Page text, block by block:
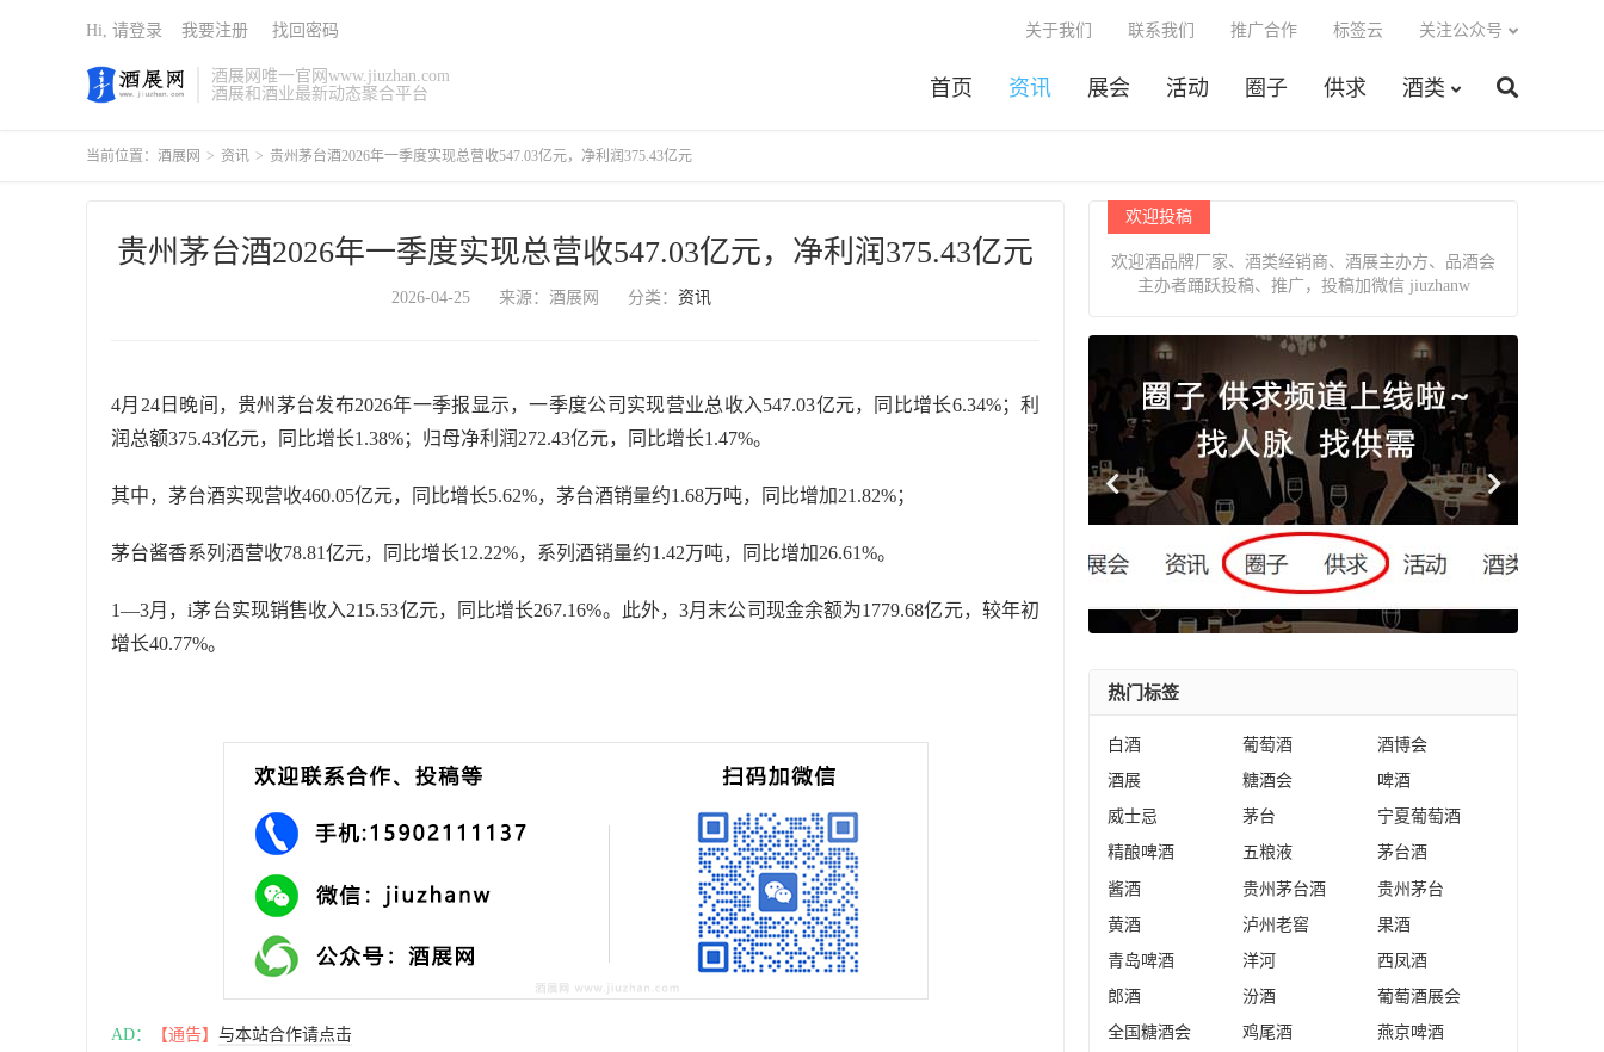
酒展网唯一官网www.jiuzhan.com
酒展和酒业最新动态聚合平台
首页 资讯 展会 活动 圈子 供求 酒类
关于我们 联系我们 推广合作 标签云 关注公众号
Hi, 请登录 我要注册 找回密码
当前位置： 酒展网 > 资讯 > 贵州茅台酒2026年一季度实现总营收547.03亿元，净利润375.43亿元
贵州茅台酒2026年一季度实现总营收547.03亿元，净利润375.43亿元
2026-04-25 来源：酒展网 分类： 资讯
4月24日晚间，贵州茅台发布2026年一季报显示，一季度公司实现营业总收入547.03亿元，同比增长6.34%；利
润总额375.43亿元，同比增长1.38%；归母净利润272.43亿元，同比增长1.47%。
其中，茅台酒实现营收460.05亿元，同比增长5.62%，茅台酒销量约1.68万吨，同比增加21.82%；
茅台酱香系列酒营收78.81亿元，同比增长12.22%，系列酒销量约1.42万吨，同比增加26.61%。
1—3月，i茅台实现销售收入215.53亿元，同比增长267.16%。此外，3月末公司现金余额为1779.68亿元，较年初
增长40.77%。
AD： 【通告】 与本站合作请点击
欢迎投稿
欢迎酒品牌厂家、酒类经销商、酒展主办方、品酒会
主办者踊跃投稿、推广，投稿加微信 jiuzhanw
热门标签
白酒 葡萄酒 酒博会
酒展 糖酒会 啤酒
威士忌 茅台 宁夏葡萄酒
精酿啤酒 五粮液 茅台酒
酱酒 贵州茅台酒 贵州茅台
黄酒 泸州老窖 果酒
青岛啤酒 洋河 西凤酒
郎酒 汾酒 葡萄酒展会
全国糖酒会 鸡尾酒 燕京啤酒